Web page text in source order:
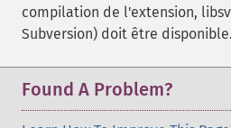
compilation de l'extension,
Subversion) doit être disponible.
Found A Problem?